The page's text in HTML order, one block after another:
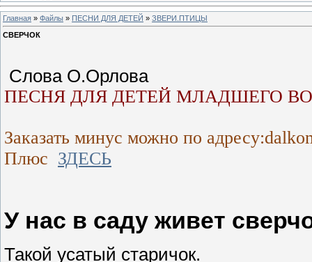
Главная » Файлы » ПЕСНИ ДЛЯ ДЕТЕЙ » ЗВЕРИ.ПТИЦЫ
СВЕРЧОК
Слова О.Орлова
ПЕСНЯ ДЛЯ ДЕТЕЙ МЛАДШЕГО
Заказать минус можно по
Плюс ЗДЕСЬ
У нас в саду живет
Такой усатый старичок.